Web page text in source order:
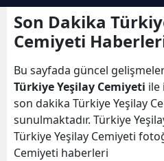
Son Dakika
Cemiyeti
Bu sayfada güncel
Türkiye Yeşilay Cemiyeti ile
son dakika Türkiye Yeşilay
sunulmaktadır. Türkiye
Türkiye Yeşilay Cemiyeti
Cemiyeti haberleri